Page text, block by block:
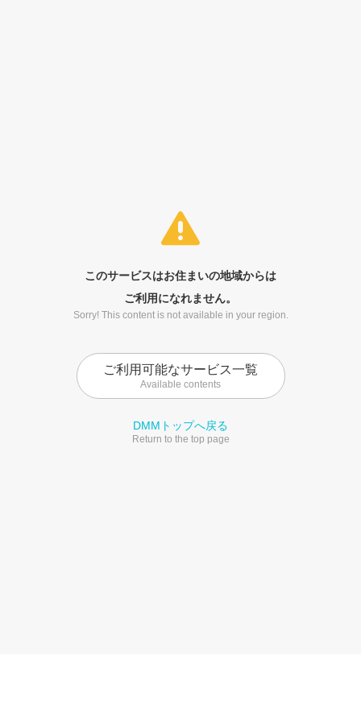
このサービスはお住まいの地域からは
ご利用になれません。
Sorry! This content is not available in your region.
ご利用可能なサービス一覧
Available contents
DMMトップへ戻る
Return to the top page